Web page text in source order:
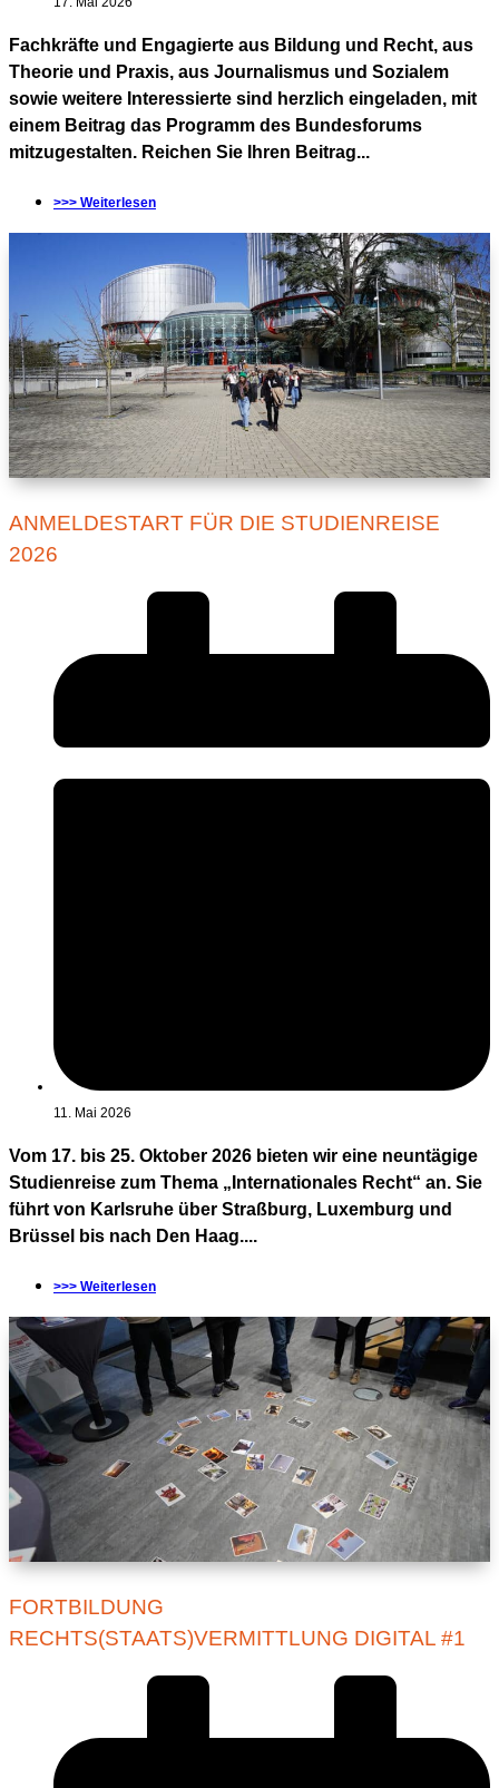
Fachkräfte und Engagierte aus Bildung und Recht, aus
Theorie und Praxis, aus Journalismus und Sozialem
sowie weitere Interessierte sind herzlich eingeladen, mit
einem Beitrag das Programm des Bundesforums
mitzugestalten. Reichen Sie Ihren Beitrag...
>>> Weiterlesen
ANMELDESTART FÜR DIE STUDIENREISE
2026
11. Mai 2026
Vom 17. bis 25. Oktober 2026 bieten wir eine neuntägige
Studienreise zum Thema „Internationales Recht“ an. Sie
führt von Karlsruhe über Straßburg, Luxemburg und
Brüssel bis nach Den Haag....
>>> Weiterlesen
FORTBILDUNG
RECHTS(STAATS)VERMITTLUNG DIGITAL #1